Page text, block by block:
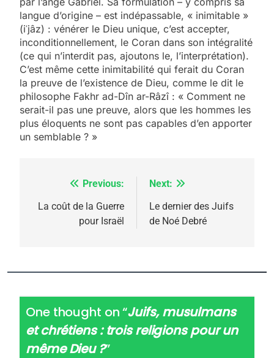
langue d’origine – est indépassable, « inimitable »
(iʿjâz) : vénérer le Dieu unique, c’est accepter,
inconditionnellement, le Coran dans son intégralité
(ce qui n’interdit pas, ajoutons le, l’interprétation).
C’est même cette inimitabilité qui ferait du Coran
la preuve de l’existence de Dieu, comme le dit le
philosophe Fakhr ad-Dîn ar-Râzî : « Comment ne
serait-il pas une preuve, alors que les hommes les
plus éloquents ne sont pas capables d’en apporter
un semblable ? »
Navigation
de
l’article
Previous:
La coût de la Guerre
pour Israël
Next:
Le dernier des Juifs
de Noé Debré
One thought on “Juifs, musulmans
et chrétiens : trois religions pour un
même Dieu ?”